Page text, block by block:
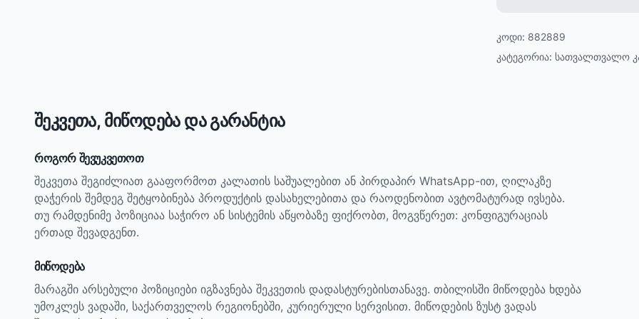
კოდი: 882889
კატეგორია: სათვალთვალო
შეკვეთა, მიწოდება და გარანტია
როგორ შევუკვეთოთ
შეკვეთა შეგიძლიათ გააფორმოთ კალათის საშუალებით ან პირდაპირ WhatsApp-ით, ღილაკზე
დაჭერის შემდეგ შეტყობინება პროდუქტის დასახელებითა და რაოდენობით ავტომატურად ივსება.
თუ რამდენიმე პოზიციაა საჭირო ან სისტემის აწყობაზე ფიქრობთ, მოგვწერეთ: კონფიგურაციას
ერთად შევადგენთ.
მიწოდება
მარაგში არსებული პოზიციები იგზავნება შეკვეთის დადასტურებისთანავე. თბილისში მიწოდება ხდება
უმოკლეს ვადაში, საქართველოს რეგიონებში, კურიერული სერვისით. მიწოდების ზუსტ ვადას